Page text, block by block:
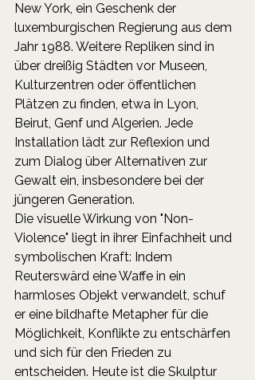
New York, ein Geschenk der
luxemburgischen Regierung aus dem
Jahr 1988. Weitere Repliken sind in
über dreißig Städten vor Museen,
Kulturzentren oder öffentlichen
Plätzen zu finden, etwa in Lyon,
Beirut, Genf und Algerien. Jede
Installation lädt zur Reflexion und
zum Dialog über Alternativen zur
Gewalt ein, insbesondere bei der
jüngeren Generation.
Die visuelle Wirkung von "Non-
Violence" liegt in ihrer Einfachheit und
symbolischen Kraft: Indem
Reuterswärd eine Waffe in ein
harmloses Objekt verwandelt, schuf
er eine bildhafte Metapher für die
Möglichkeit, Konflikte zu entschärfen
und sich für den Frieden zu
entscheiden. Heute ist die Skulptur